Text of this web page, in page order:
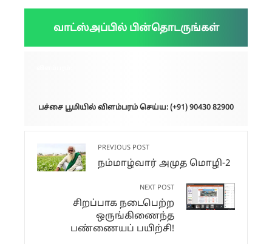
வாட்ஸ்அப்பில் பின்தொடருங்கள்
பச்சை பூமியில் விளம்பரம் செய்ய: (+91) 90430 82900
PREVIOUS POST
நம்மாழ்வார் அமுத மொழி-2
NEXT POST
சிறப்பாக நடைபெற்ற
ஒருங்கிணைந்த
பண்ணையப் பயிற்சி!